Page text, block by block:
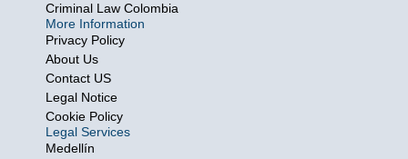
Criminal Law Colombia
More Information
Privacy Policy
About Us
Contact US
Legal Notice
Cookie Policy
Legal Services
Medellín